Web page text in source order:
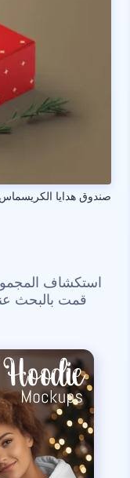
صندوق هدايا
استكشاف
قمت بالبحث